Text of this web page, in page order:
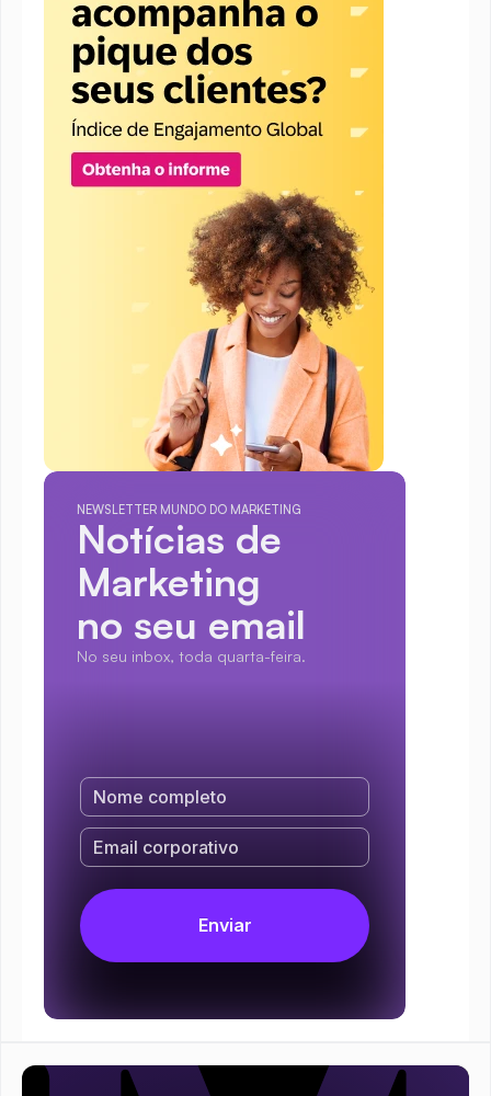
NEWSLETTER MUNDO DO MARKETING
Notícias de
Marketing
no seu email
No seu inbox, toda quarta-feira.